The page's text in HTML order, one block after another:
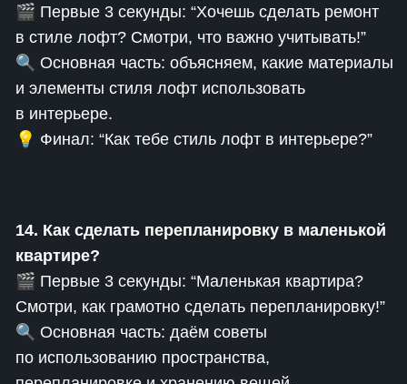
🎬 Первые 3 секунды: “Хочешь сделать ремонт
в стиле лофт? Смотри, что важно учитывать!”
🔍 Основная часть: объясняем, какие материалы
и элементы стиля лофт использовать
в интерьере.
💡 Финал: “Как тебе стиль лофт в интерьере?”
14. Как сделать перепланировку в маленькой
квартире?
🎬 Первые 3 секунды: “Маленькая квартира?
Смотри, как грамотно сделать перепланировку!”
🔍 Основная часть: даём советы
по использованию пространства,